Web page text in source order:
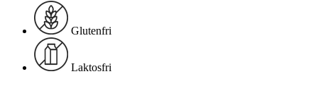
Glutenfri
Laktosfri